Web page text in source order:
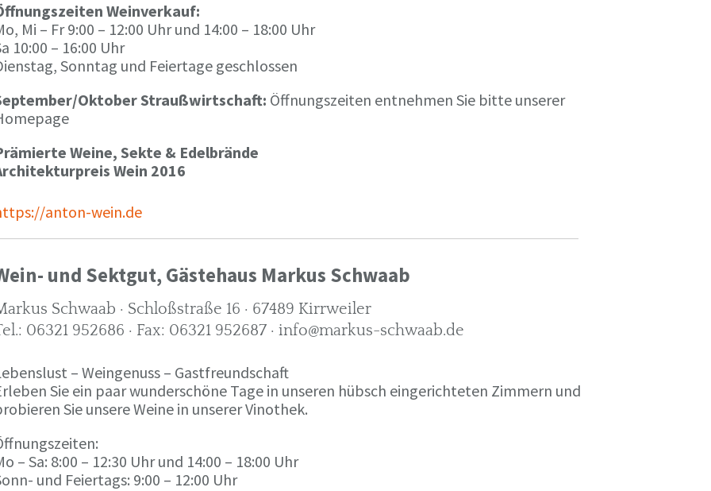
Weinverkauf:
Mi – Fr 9:00 – 12:00 Uhr und 14:00 – 18:00 Uhr
10:00 – 16:00 Uhr
Sonntag und Feiertage geschlossen
Oktober Straußwirtschaft: Öffnungszeiten entnehmen Sie bitte unserer
Weine, Sekte & Edelbrände
Wein 2016
anton-wein.de
und Sektgut, Gästehaus Markus Schwaab
Schwaab · Schloßstraße 16 · 67489 Kirrweiler
06321 952686 · Fax: 06321 952687 · info@markus-schwaab.de
– Weingenuss – Gastfreundschaft
Sie ein paar wunderschöne Tage in unseren hübsch eingerichteten Zimmern und
Sie unsere Weine in unserer Vinothek.
– Sa: 8:00 – 12:30 Uhr und 14:00 – 18:00 Uhr
und Feiertags: 9:00 – 12:00 Uhr